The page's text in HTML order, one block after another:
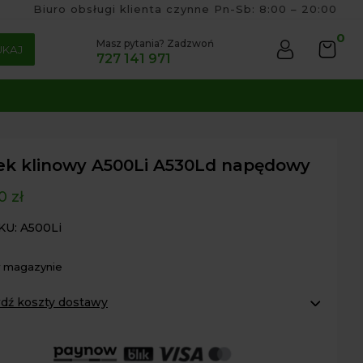
Biuro obsługi klienta czynne Pn-Sb: 8:00 – 20:00
Masz pytania? Zadzwoń
727 141 971
0
klinowy A500Li A530Ld napędowy
zł
A500Li
magazynie
koszty dostawy
osobisty:Oblekoń 156a, 28-133 Pacanów